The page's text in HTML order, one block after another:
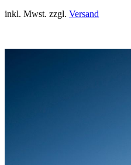
inkl. Mwst. zzgl. Versand